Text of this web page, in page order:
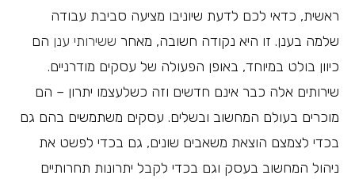
ראשית, כדאי לכם לדעת שיוניבו מציעה סביבת עבודה
שלמה בענן. זו היא נקודה חשובה, מאחר ששירותי ענן הם
כיוון בולט במיוחד, באופן הפעולה של עסקים מודרניים.
שירותים אלה כבר אינם חדשים וזה כשלעצמו יתרון – הם
מוכרים בעולם המחשוב ובשלים. עסקים משתמשים בהם גם
בכדי לצמצם הוצאת משאבים שונים, גם בכדי לפשט את
ניהול המחשוב בעסק וגם בכדי לקבל יתרונות תחרותיים